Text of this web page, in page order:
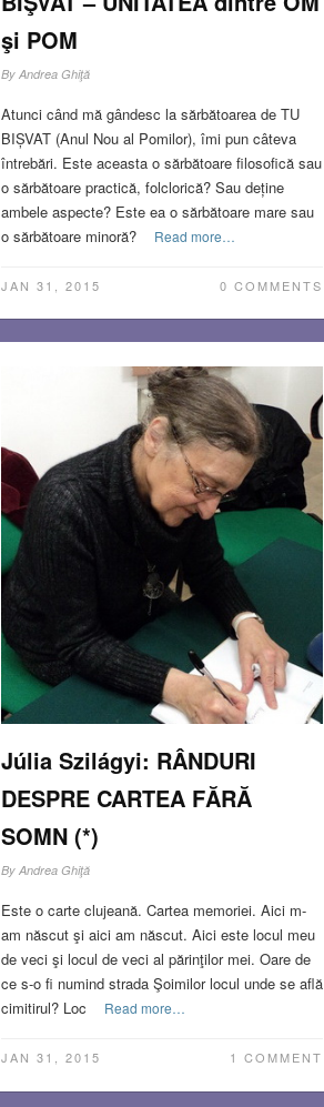
şi POM
By Andrea Ghiţă
Atunci când mă gândesc la sărbătoarea de TU
BIȘVAT (Anul Nou al Pomilor), îmi pun câteva
întrebări. Este aceasta o sărbătoare filosofică sau
o sărbătoare practică, folclorică? Sau deține
ambele aspecte? Este ea o sărbătoare mare sau
o sărbătoare minoră?
Read more…
JAN 31, 2015 0 COMMENTS
Júlia Szilágyi: RÂNDURI
DESPRE CARTEA FĂRĂ
SOMN (*)
By Andrea Ghiţă
Este o carte clujeană. Cartea memoriei. Aici m-
am născut şi aici am născut. Aici este locul meu
de veci şi locul de veci al părinţilor mei. Oare de
ce s-o fi numind strada Şoimilor locul unde se află
cimitirul? Loc
Read more…
JAN 31, 2015 1 COMMENT